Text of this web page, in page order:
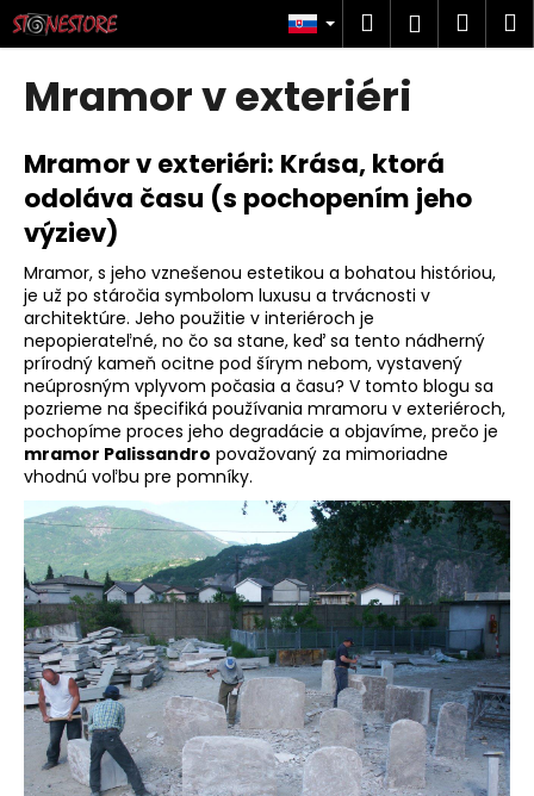
Prejsť
na
obsah
Hľadať
Mramor v exteriéri
Mramor v exteriéri: Krása, ktorá
odoláva času (s pochopením jeho
výziev)
Mramor, s jeho vznešenou estetikou a bohatou históriou,
je už po stáročia symbolom luxusu a trvácnosti v
architektúre. Jeho použitie v interiéroch je
nepopierateľné, no čo sa stane, keď sa tento nádherný
prírodný kameň ocitne pod šírym nebom, vystavený
neúprosným vplyvom počasia a času? V tomto blogu sa
pozrieme na špecifiká používania mramoru v exteriéroch,
pochopíme proces jeho degradácie a objavíme, prečo je
mramor Palissandro považovaný za mimoriadne
vhodnú voľbu pre pomníky.
K
o
o
p
o
t
r
e
b
u
j
e
t
e
n
á
j
s
ť
?